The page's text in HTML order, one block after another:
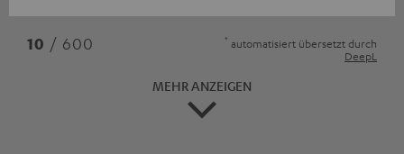
10 / 600 * automatisiert übersetzt durch
DeepL
MEHR ANZEIGEN